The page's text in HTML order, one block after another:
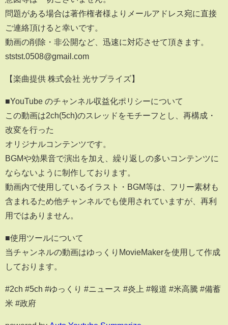
問題がある場合は著作権者様よりメールアドレス宛に直接
ご連絡頂けると幸いです。
動画の削除・非公開など、迅速に対応させて頂きます。
ststst.0508@gmail.com
【楽曲提供 株式会社 光サプライズ】
■YouTube のチャンネル収益化ポリシーについて
この動画は2ch(5ch)のスレッドをモチーフとし、再構成・
改変を行った
オリジナルコンテンツです。
BGMや効果音で演出を加え、繰り返しの多いコンテンツに
ならないように制作しております。
動画内で使用しているイラスト・BGM等は、フリー素材も
含まれるため他チャンネルでも使用されていますが、再利
用ではありません。
■使用ツールについて
当チャンネルの動画はゆっくりMovieMakerを使用して作成
しております。
#2ch #5ch #ゆっくり #ニュース #炎上 #報道 #米高騰 #備蓄
米 #政府